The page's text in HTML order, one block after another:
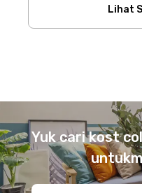
Lihat
Yuk cari kost